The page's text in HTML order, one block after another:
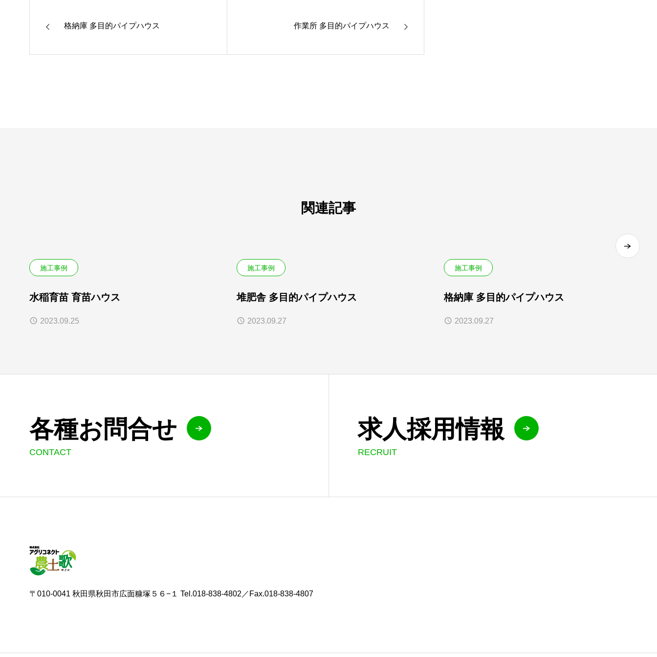
格納庫 多目的パイプハウス 作業所 多目的パイプハウス
関連記事
施工事例
水稲育苗 育苗ハウス
2023.09.25
施工事例
堆肥舎 多目的パイプハウス
2023.09.27
施工事例
格納庫 多目的パイプハウス
2023.09.27
各種お問合せ
CONTACT
求人採用情報
RECRUIT
〒010-0041 秋田県秋田市広面糠塚５６−１ Tel.018-838-4802／Fax.018-838-4807